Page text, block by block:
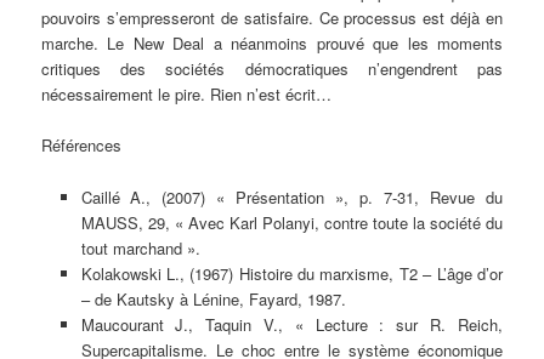
pouvoirs s’empresseront de satisfaire. Ce processus est déjà en
marche. Le New Deal a néanmoins prouvé que les moments
critiques des sociétés démocratiques n’engendrent pas
nécessairement le pire. Rien n’est écrit…
Références
Caillé A., (2007) « Présentation », p. 7-31, Revue du
MAUSS, 29, « Avec Karl Polanyi, contre toute la société du
tout marchand ».
Kolakowski L., (1967) Histoire du marxisme, T2 – L’âge d’or
– de Kautsky à Lénine, Fayard, 1987.
Maucourant J., Taquin V., « Lecture : sur R. Reich,
Supercapitalisme. Le choc entre le système économique